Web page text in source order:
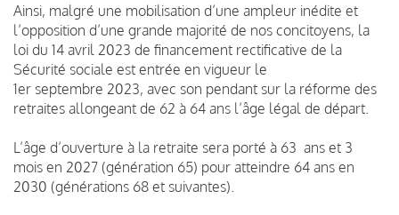
Ainsi, malgré une mobilisation d’une ampleur inédite et
l’opposition d’une grande majorité de nos concitoyens, la
loi du 14 avril 2023 de financement rectificative de la
Sécurité sociale est entrée en vigueur le
1er septembre 2023, avec son pendant sur la réforme des
retraites allongeant de 62 à 64 ans l’âge légal de départ.
L’âge d’ouverture à la retraite sera porté à 63 ans et 3
mois en 2027 (génération 65) pour atteindre 64 ans en
2030 (générations 68 et suivantes).